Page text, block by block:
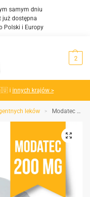
samym dniu
już dostępna
i Europy
2
i innych krajów >
leków > Modatec 200 MG